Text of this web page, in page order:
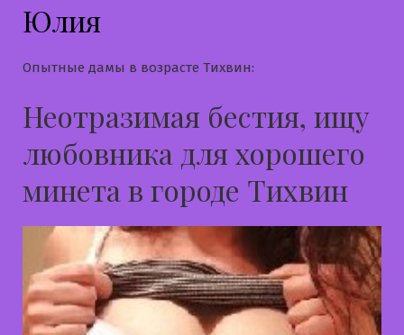
Юлия
Опытные дамы в возрасте Тихвин:
Неотразимая бестия, ищу
любовника для хорошего
минета в городе Тихвин